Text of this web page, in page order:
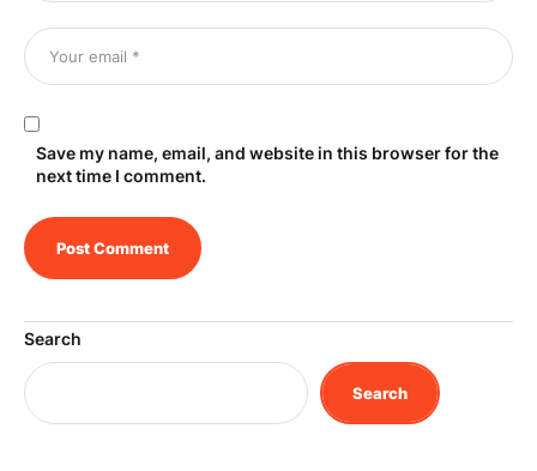
Save my name, email, and website in this browser for the
next time I comment.
Search
Search